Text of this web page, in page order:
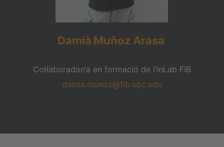
Damià Muñoz Arasa
Col·laborador/a en formació de l’inLab FIB
damia.munoz@fib.upc.edu